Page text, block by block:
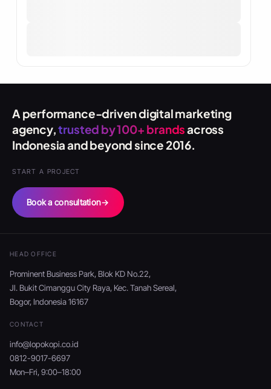
A performance-driven digital marketing
agency,trusted by 100+ brandsacross
Indonesia and beyond since 2016.
START A PROJECT
Book a consultation→
HEAD OFFICE
Prominent Business Park, Blok KD No.22,
Jl. Bukit Cimanggu City Raya, Kec. Tanah Sereal,
Bogor, Indonesia 16167
CONTACT
info@lopokopi.co.id
0812-9017-6697
Mon–Fri, 9:00–18:00